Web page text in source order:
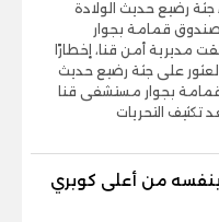
جثة رضيع حديث الولادة
قمامة بجوار
مديرية أمن قنا، إخطارًا
على جثة رضيع حديث
بجوار مستشفى قنا
تكثيف التحريات
من أعلى كوبري